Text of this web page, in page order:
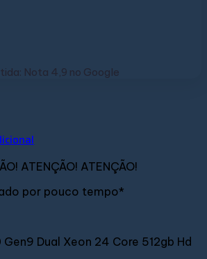
Nota 4,9 no Google
ATENÇÃO! ATENÇÃO!
por pouco tempo*
Dual Xeon 24 Core 512gb Hd